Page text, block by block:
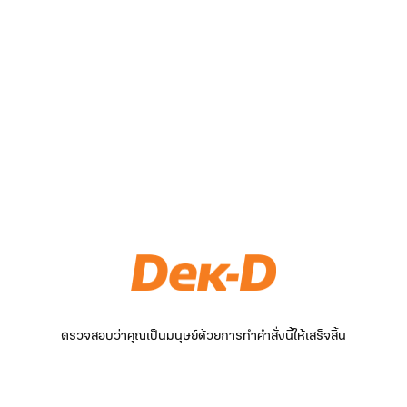
ตรวจสอบว่าคุณเป็นมนุษย์ด้วยการทำคำสั่งนี้ให้เสร็จสิ้น